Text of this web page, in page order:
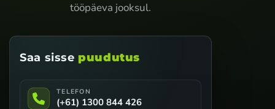
tööpäeva jooksul.
Saa sisse puudutus
TELEFON
(+61) 1300 844 426